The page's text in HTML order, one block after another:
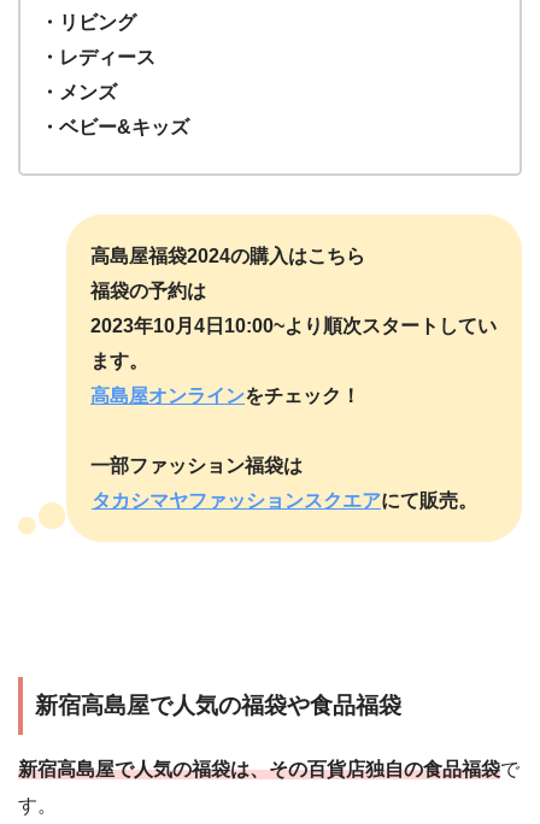
・リビング
・レディース
・メンズ
・ベビー&キッズ
高島屋福袋2024の購入はこちら
福袋の予約は
2023年10月4日10:00~より順次スタートしてい
ます。
高島屋オンラインをチェック！
一部ファッション福袋は
タカシマヤファッションスクエアにて販売。
新宿高島屋で人気の福袋や食品福袋
新宿高島屋で人気の福袋は、その百貨店独自の食品福袋で
す。